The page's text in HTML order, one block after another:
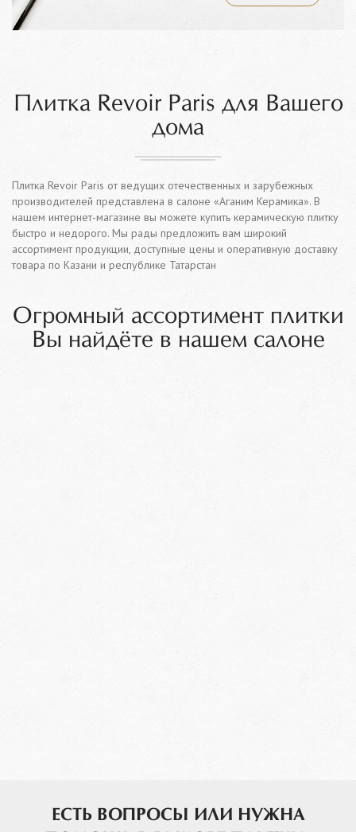
Плитка Revoir Paris для Вашего
дома
Плитка Revoir Paris от ведущих отечественных и зарубежных
производителей представлена в салоне «Аганим Керамика». В
нашем интернет-магазине вы можете купить керамическую плитку
быстро и недорого. Мы рады предложить вам широкий
ассортимент продукции, доступные цены и оперативную доставку
товара по Казани и республике Татарстан
Огромный ассортимент плитки
Вы найдёте в нашем салоне
ЕСТЬ ВОПРОСЫ ИЛИ НУЖНА